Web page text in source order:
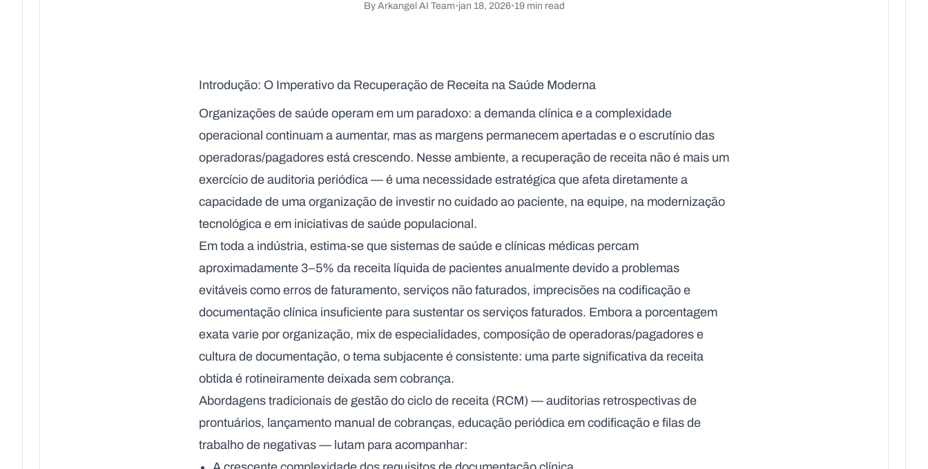
By Arkangel AI Team•jan 18, 2026•19 min read
Introdução: O Imperativo da Recuperação de Receita na Saúde Moderna
Organizações de saúde operam em um paradoxo: a demanda clínica e a complexidade
operacional continuam a aumentar, mas as margens permanecem apertadas e o escrutínio das
operadoras/pagadores está crescendo. Nesse ambiente, a recuperação de receita não é mais um
exercício de auditoria periódica — é uma necessidade estratégica que afeta diretamente a
capacidade de uma organização de investir no cuidado ao paciente, na equipe, na modernização
tecnológica e em iniciativas de saúde populacional.
Em toda a indústria, estima-se que sistemas de saúde e clínicas médicas percam
aproximadamente 3–5% da receita líquida de pacientes anualmente devido a problemas
evitáveis como erros de faturamento, serviços não faturados, imprecisões na codificação e
documentação clínica insuficiente para sustentar os serviços faturados. Embora a porcentagem
exata varie por organização, mix de especialidades, composição de operadoras/pagadores e
cultura de documentação, o tema subjacente é consistente: uma parte significativa da receita
obtida é rotineiramente deixada sem cobrança.
Abordagens tradicionais de gestão do ciclo de receita (RCM) — auditorias retrospectivas de
prontuários, lançamento manual de cobranças, educação periódica em codificação e filas de
trabalho de negativas — lutam para acompanhar: